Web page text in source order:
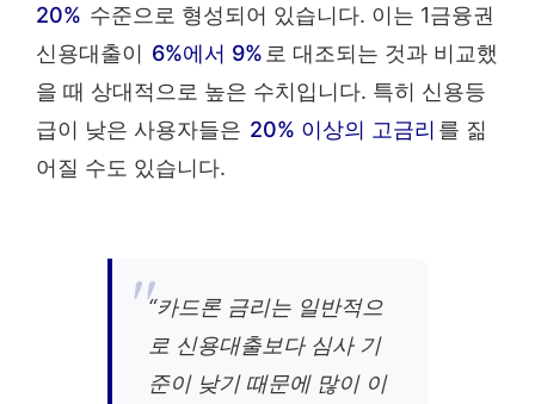
20% 수준으로 형성되어 있습니다. 이는 1금융권
신용대출이 6%에서 9% 로 대조되는 것과 비교했
을 때 상대적으로 높은 수치입니다. 특히 신용등
급이 낮은 사용자들은 20% 이상의 고금리 를 짊
어질 수도 있습니다.
“카드론 금리는 일반적으
로 신용대출보다 심사 기
준이 낮기 때문에 많이 이